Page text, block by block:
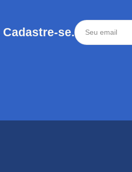
Cadastre-se.